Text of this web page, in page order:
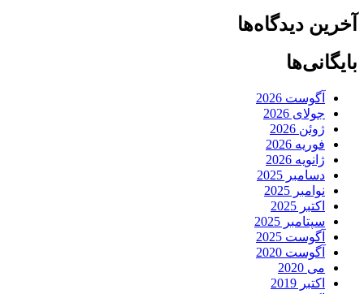
آخرین دیدگاه‌ها
بایگانی‌ها
آگوست 2026
جولای 2026
ژوئن 2026
فوریه 2026
ژانویه 2026
دسامبر 2025
نوامبر 2025
اکتبر 2025
سپتامبر 2025
آگوست 2025
آگوست 2020
می 2020
اکتبر 2019